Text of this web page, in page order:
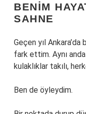
BENIM
SAHNE
Geçen yıl Ankara’da
fark ettim. Aynı
kulaklıklar takılı,
Ben de öyleydim.